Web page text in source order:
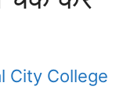
City College